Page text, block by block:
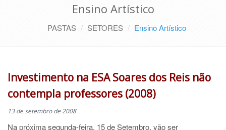
Ensino Artístico
PASTAS SETORES Ensino Artístico
Investimento na ESA Soares dos Reis não
contempla professores (2008)
13 de setembro de 2008
Na próxima segunda-feira, 15 de Setembro, vão ser